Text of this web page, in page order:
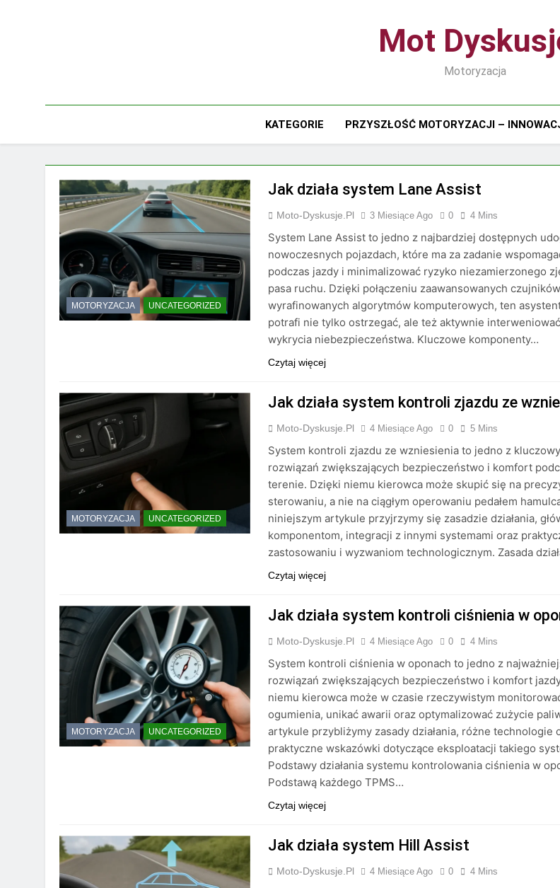
Mot
Motoryzacja
KATEGORIE PRZYSZŁOŚĆ MOTORYZACJI –
MOTORYZACJA UNCATEGORIZED
Jak działa system Lane Assist
Moto-Dyskusje.pl 3 Miesiące Ago 0 4 Mins
System Lane Assist to jedno z najbardziej dostępnych
nowoczesnych pojazdach, które ma za zadanie
podczas jazdy i minimalizować ryzyko niezamierzonego
pasa ruchu. Dzięki połączeniu zaawansowanych
wyrafinowanych algorytmów komputerowych, ten
potrafi nie tylko ostrzegać, ale też aktywnie
wykrycia niebezpieczeństwa. Kluczowe komponenty…
Czytaj więcej
MOTORYZACJA UNCATEGORIZED
Jak działa system kontroli zjazdu ze
Moto-Dyskusje.pl 4 Miesiące Ago 0 5 Mins
System kontroli zjazdu ze wzniesienia to jedno z
rozwiązań zwiększających bezpieczeństwo i komfort
terenie. Dzięki niemu kierowca może skupić się na
sterowaniu, a nie na ciągłym operowaniu pedałem
niniejszym artykule przyjrzymy się zasadzie działania,
komponentom, integracji z innymi systemami oraz
zastosowaniu i wyzwaniom technologicznym. Zasada
Czytaj więcej
MOTORYZACJA UNCATEGORIZED
Jak działa system kontroli ciśnienia w
Moto-Dyskusje.pl 4 Miesiące Ago 0 4 Mins
System kontroli ciśnienia w oponach to jedno z
rozwiązań zwiększających bezpieczeństwo i komfort
niemu kierowca może w czasie rzeczywistym
ogumienia, unikać awarii oraz optymalizować zużycie
artykule przybliżymy zasady działania, różne technologie
praktyczne wskazówki dotyczące eksploatacji takiego
Podstawy działania systemu kontrolowania ciśnienia w
Podstawą każdego TPMS…
Czytaj więcej
Jak działa system Hill Assist
Moto-Dyskusje.pl 4 Miesiące Ago 0 4 Mins